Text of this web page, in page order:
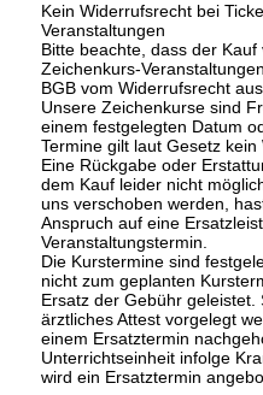
Kein Widerrufsrecht bei
Veranstaltungen
Bitte beachte, dass der
Zeichenkurs-
BGB vom Widerrufsrecht
Unsere Zeichenkurse sind
einem festgelegten Datum
Termine gilt laut Gesetz
Eine Rückgabe oder
dem Kauf leider nicht
uns verschoben werden,
Anspruch auf eine
Veranstaltungstermin.
Die Kurstermine sind
nicht zum geplanten
Ersatz der Gebühr geleistet.
ärztliches Attest vorgelegt
einem Ersatztermin
Unterrichtseinheit infolge
wird ein Ersatztermin